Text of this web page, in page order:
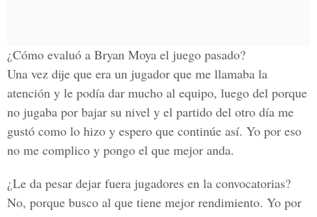
¿Cómo evaluó a Bryan Moya el juego pasado?
Una vez dije que era un jugador que me llamaba la
atención y le podía dar mucho al equipo, luego del porque
no jugaba por bajar su nivel y el partido del otro día me
gustó como lo hizo y espero que continúe así. Yo por eso
no me complico y pongo el que mejor anda.
¿Le da pesar dejar fuera jugadores en la convocatorias?
No, porque busco al que tiene mejor rendimiento. Yo por